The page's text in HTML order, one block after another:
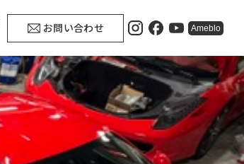
お問い合わせ Ameblo